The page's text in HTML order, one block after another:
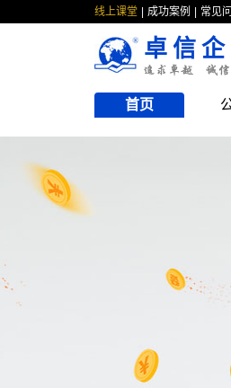
线上课堂 成功案例 常见
卓信
首页